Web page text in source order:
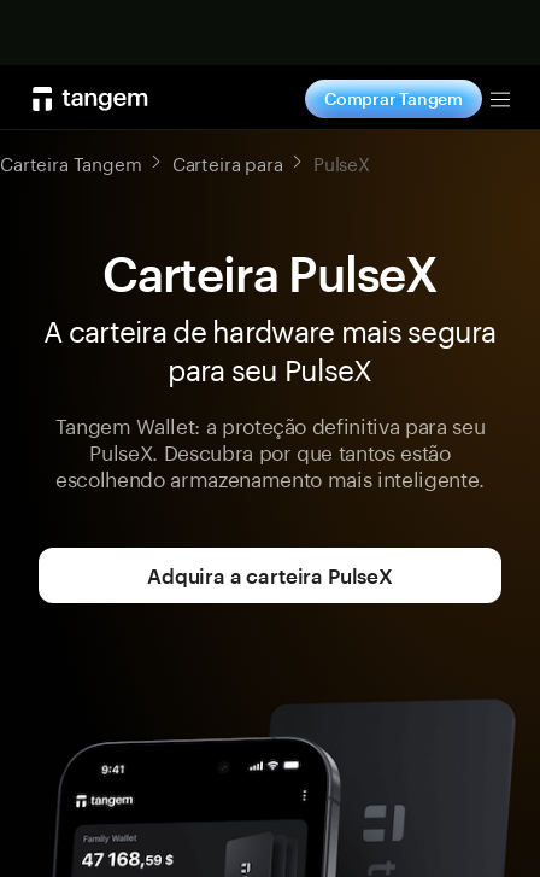
Comprar Tangem
Carteira Tangem Carteira para PulseX
Carteira PulseX
A carteira de hardware mais segura
para seu PulseX
Tangem Wallet: a proteção definitiva para seu
PulseX. Descubra por que tantos estão
escolhendo armazenamento mais inteligente.
Adquira a carteira PulseX